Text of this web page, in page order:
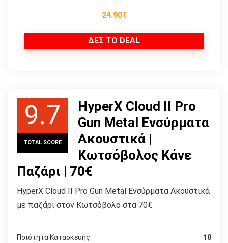
24.90€
ΔΕΣ ΤΟ DEAL
9.7
TOTAL SCORE
HyperX Cloud II Pro
Gun Metal Ενσύρματα
Ακουστικά |
Κωτσόβολος Κάνε
Παζάρι | 70€
HyperX Cloud II Pro Gun Metal Ενσύρματα Ακουστικά
με παζάρι στον Κωτσόβολο στα 70€
Ποιότητα Κατασκευής 10